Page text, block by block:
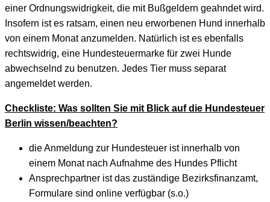
einer Ordnungswidrigkeit, die mit Bußgeldern geahndet wird.
Insofern ist es ratsam, einen neu erworbenen Hund innerhalb
von einem Monat anzumelden. Natürlich ist es ebenfalls
rechtswidrig, eine Hundesteuermarke für zwei Hunde
abwechselnd zu benutzen. Jedes Tier muss separat
angemeldet werden.
Checkliste: Was sollten Sie mit Blick auf die Hundesteuer
Berlin wissen/beachten?
die Anmeldung zur Hundesteuer ist innerhalb von
einem Monat nach Aufnahme des Hundes Pflicht
Ansprechpartner ist das zuständige Bezirksfinanzamt,
Formulare sind online verfügbar (s.o.)